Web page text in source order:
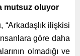
mutsuz oluyor
ilişkisi
göre daha
olmadığı ve